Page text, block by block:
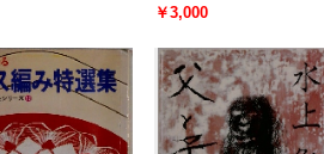
￥3,000